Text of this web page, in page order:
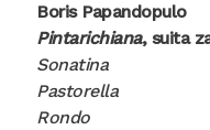
Boris Papandopulo
Pintarichiana, suita
Sonatina
Pastorella
Rondo